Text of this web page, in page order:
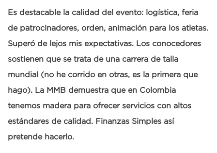
Es destacable la calidad del evento: logística, feria
de patrocinadores, orden, animación para los atletas.
Superó de lejos mis expectativas. Los conocedores
sostienen que se trata de una carrera de talla
mundial (no he corrido en otras, es la primera que
hago). La MMB demuestra que en Colombia
tenemos madera para ofrecer servicios con altos
estándares de calidad. Finanzas Simples así
pretende hacerlo.